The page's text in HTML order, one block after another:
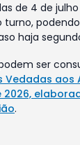
de 4 de
turno,
haja
ser
aos
2026,
.